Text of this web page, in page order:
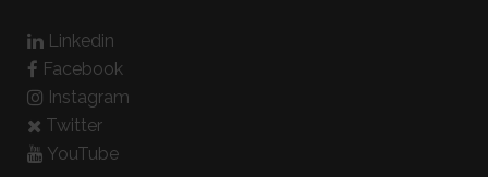
Linkedin
Facebook
Instagram
Twitter
YouTube